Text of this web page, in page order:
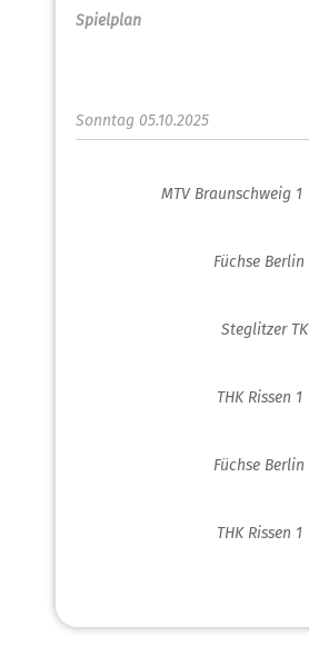
Spielplan
Sonntag 05.10.2025
MTV Braunschweig 1
Füchse Berlin
Steglitzer TK
THK Rissen 1
Füchse Berlin
THK Rissen 1